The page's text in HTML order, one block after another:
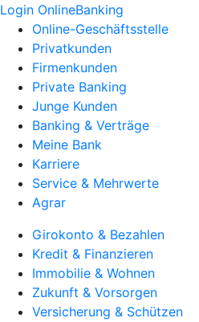
Login OnlineBanking
Online-Geschäftsstelle
Privatkunden
Firmenkunden
Private Banking
Junge Kunden
Banking & Verträge
Meine Bank
Karriere
Service & Mehrwerte
Agrar
Girokonto & Bezahlen
Kredit & Finanzieren
Immobilie & Wohnen
Zukunft & Vorsorgen
Versicherung & Schützen